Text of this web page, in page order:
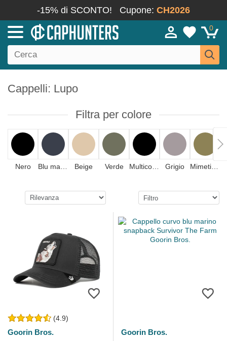
-15% di SCONTO! Cupone: CH2026
0
Cappelli: Lupo
Filtra per colore
Nero Beige Verde Grigio
(4.9)
Goorin Bros.
Goorin Bros.